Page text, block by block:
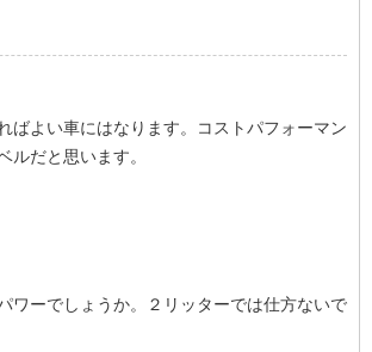
ばよい車にはなります。コストパフォーマン
ルだと思います。
ワーでしょうか。２リッターでは仕方ないで